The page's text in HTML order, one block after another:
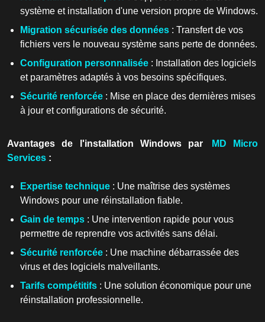
système et installation d'une version propre de Windows.
Migration sécurisée des données : Transfert de vos
fichiers vers le nouveau système sans perte de données.
Configuration personnalisée : Installation des logiciels
et paramètres adaptés à vos besoins spécifiques.
Sécurité renforcée : Mise en place des dernières mises
à jour et configurations de sécurité.
Avantages de l'installation Windows par
MD Micro
Services :
Expertise technique : Une maîtrise des systèmes
Windows pour une réinstallation fiable.
Gain de temps : Une intervention rapide pour vous
permettre de reprendre vos activités sans délai.
Sécurité renforcée : Une machine débarrassée des
virus et des logiciels malveillants.
Tarifs compétitifs : Une solution économique pour une
réinstallation professionnelle.